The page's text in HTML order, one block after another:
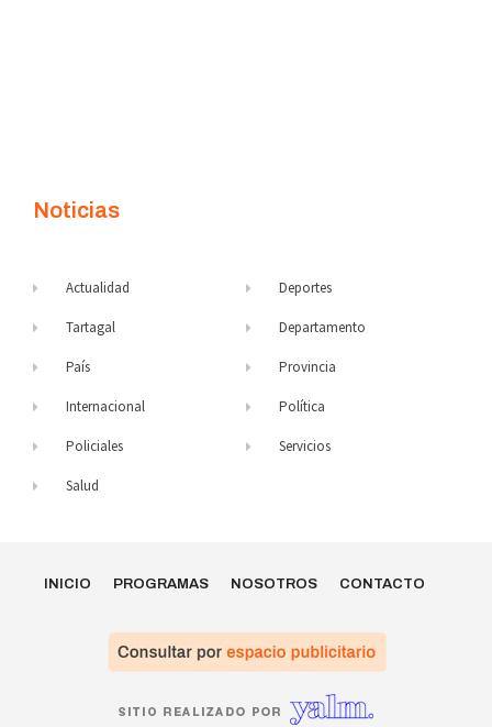
Noticias
Actualidad
Tartagal
País
Internacional
Policiales
Salud
Deportes
Departamento
Provincia
Política
Servicios
INICIO PROGRAMAS NOSOTROS CONTACTO